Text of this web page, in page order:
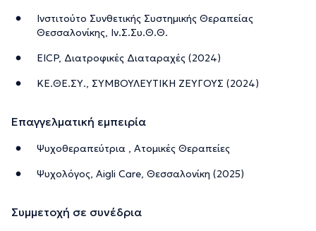
Ινστιτούτο Συνθετικής Συστημικής Θεραπείας
Θεσσαλονίκης, Ιν.Σ.Συ.Θ.Θ.
EICP, Διατροφικές Διαταραχές (2024)
ΚΕ.ΘΕ.ΣΥ., ΣΥΜΒΟΥΛΕΥΤΙΚΗ ΖΕΥΓΟΥΣ (2024)
Επαγγελματική εμπειρία
Ψυχοθεραπεύτρια , Ατομικές Θεραπείες
Ψυχολόγος, Aigli Care, Θεσσαλονίκη (2025)
Συμμετοχή σε συνέδρια